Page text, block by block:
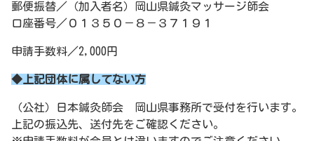
郵便振替／（加入者名）岡山県鍼灸マッサージ師会
口座番号／０１３５０－８－３７１９１
申請手数料／2,000円
◆上記団体に属してない方
（公社）日本鍼灸師会 岡山県事務所で受付を行います。
上記の振込先、送付先をご確認ください。